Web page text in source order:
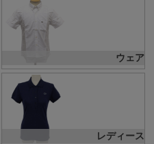
ウェア
レディース